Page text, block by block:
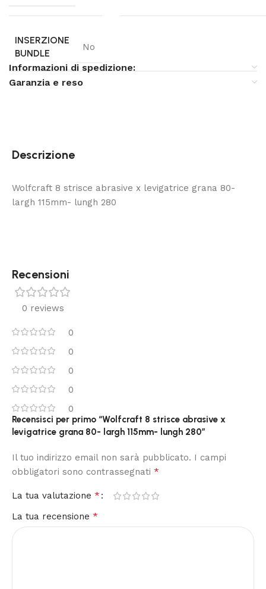
INSERZIONE
BUNDLE
No
Informazioni di spedizione:
Garanzia e reso
Descrizione
Wolfcraft 8 strisce abrasive x levigatrice grana 80-
largh 115mm- lungh 280
Recensioni
0 reviews
0
0
0
0
0
Recensisci per primo “Wolfcraft 8 strisce abrasive x
levigatrice grana 80- largh 115mm- lungh 280”
Il tuo indirizzo email non sarà pubblicato. I campi
obbligatori sono contrassegnati *
La tua valutazione *
La tua recensione *